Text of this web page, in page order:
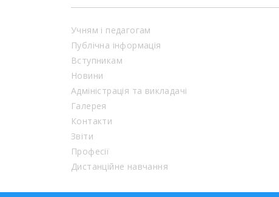
Учням і педагогам
Публічна інформація
Вступникам
Новини
Адміністрація та викладачі
Галерея
Контакти
Звіти
Професії
Дистанційне навчання